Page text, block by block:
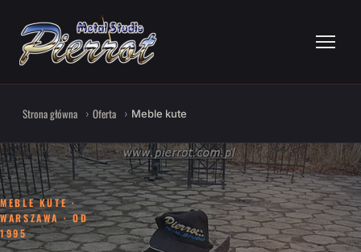
Strona główna Oferta Meble kute
MEBLE KUTE ·
WARSZAWA · OD
1995